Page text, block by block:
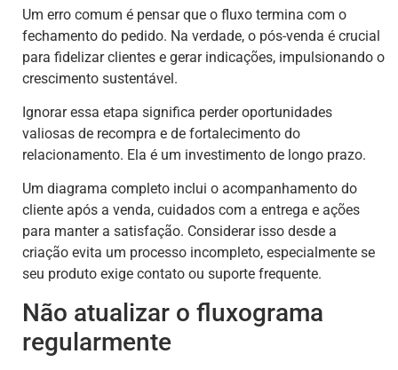
Um erro comum é pensar que o fluxo termina com o
fechamento do pedido. Na verdade, o pós-venda é crucial
para fidelizar clientes e gerar indicações, impulsionando o
crescimento sustentável.
Ignorar essa etapa significa perder oportunidades
valiosas de recompra e de fortalecimento do
relacionamento. Ela é um investimento de longo prazo.
Um diagrama completo inclui o acompanhamento do
cliente após a venda, cuidados com a entrega e ações
para manter a satisfação. Considerar isso desde a
criação evita um processo incompleto, especialmente se
seu produto exige contato ou suporte frequente.
Não atualizar o fluxograma
regularmente